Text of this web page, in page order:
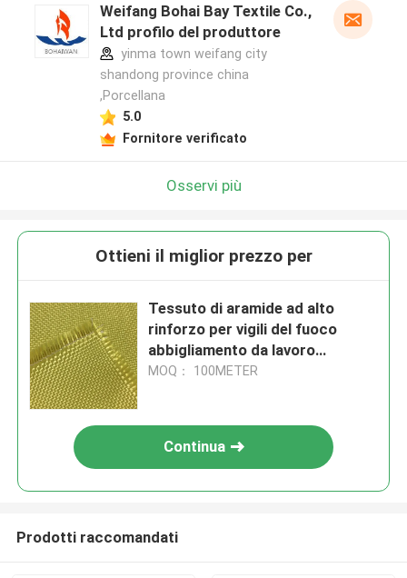
Weifang Bohai Bay Textile Co.,
Ltd profilo del produttore
yinma town weifang city
shandong province china
,Porcellana
5.0
Fornitore verificato
Osservi più
Ottieni il miglior prezzo per
Tessuto di aramide ad alto
rinforzo per vigili del fuoco
abbigliamento da lavoro
biancheria intima petrolio tenda
MOQ： 100METER
Continua
Prodotti raccomandati